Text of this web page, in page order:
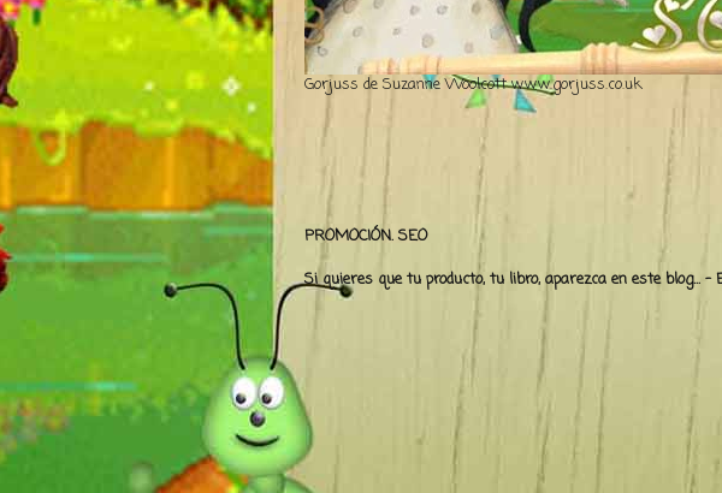
Gorjuss de Suzanne Woolcott www.gorjuss.co.uk
PROMOCIÓN. SEO
Si quieres que tu producto, tu libro, aparezca en este blog... -